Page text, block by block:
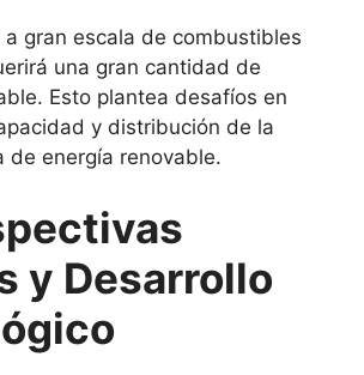
a gran escala de combustibles
una gran cantidad de
Esto plantea desafíos en
y distribución de la
de energía renovable.
y Desarrollo